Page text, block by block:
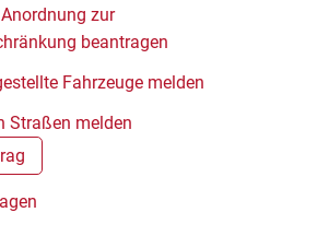
zur
beantragen
Fahrzeuge melden
Straßen melden